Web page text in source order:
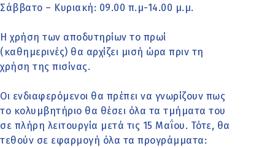
Σάββατο – Κυριακή: 09.00 π.μ-14.00 μ.μ.
Η χρήση των αποδυτηρίων το πρωί
(καθημερινές) θα αρχίζει μισή ώρα πριν τη
χρήση της πισίνας.
Οι ενδιαφερόμενοι θα πρέπει να γνωρίζουν πως
το κολυμβητήριο θα θέσει όλα τα τμήματα του
σε πλήρη λειτουργία μετά τις 15 Μαΐου. Τότε, θα
τεθούν σε εφαρμογή όλα τα προγράμματα: